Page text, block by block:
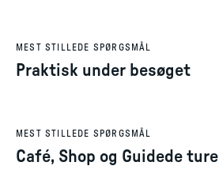
MEST STILLEDE SPØRGSMÅL
Praktisk under besøget
MEST STILLEDE SPØRGSMÅL
Café, Shop og Guidede ture